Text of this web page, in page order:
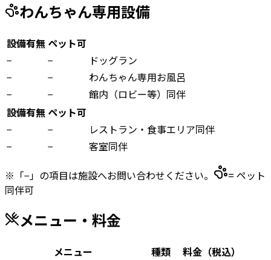
わんちゃん専用設備
設備有無 ペット可
−
−
ドッグラン
−
−
わんちゃん専用お風呂
−
−
館内（ロビー等）同伴
設備有無 ペット可
−
−
レストラン・食事エリア同伴
−
−
客室同伴
※「−」の項目は施設へお問い合わせください。
= ペット
同伴可
メニュー・料金
メニュー 種類
料金（税込）